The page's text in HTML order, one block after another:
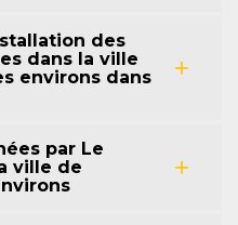
des
dans la ville
environs dans
par Le
ville de